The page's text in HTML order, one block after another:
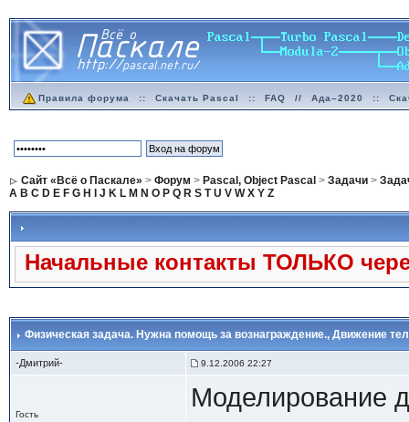
Правила форума :: Скачать Pascal :: FAQ // Ада–2020 ::
Сайт «Всё о Паскале» > Форум > Pascal, Object Pascal > Задачи>
A B C D E F G H J K L M N O P Q R S T U V W X Y Z
Начальные контакты ТОЛЬКО
Физическая задача. Нужна помощь за вознаграждение., Движение
-Дмитрий- 9.12.2006 22:27
Гость
Моделирование